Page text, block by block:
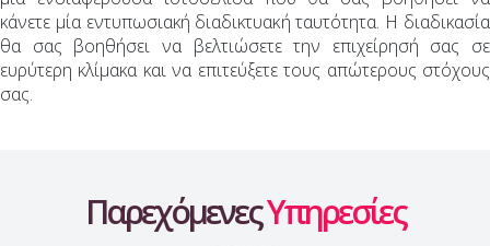
κάνετε μία εντυπωσιακή διαδικτυακή ταυτότητα. Η διαδικασία
θα σας βοηθήσει να βελτιώσετε την επιχείρησή σας σε
ευρύτερη κλίμακα και να επιτεύξετε τους απώτερους στόχους
σας.
ΠαρεχόμενεςΥπηρεσίες